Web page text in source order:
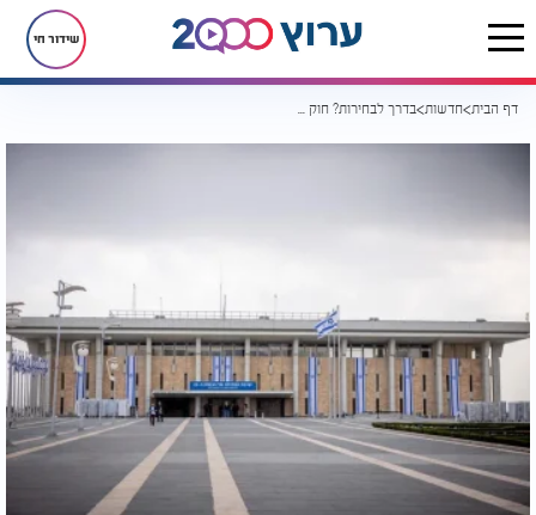
שידור חי
דף הבית חדשות בדרך לבחירות? חוק לפיזור הכנסת עבר ברוב מוחץ